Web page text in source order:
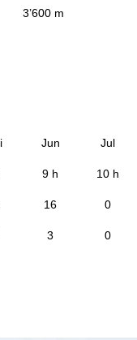
3’600 m
Jun Jul
9 h 10 h
16 0
3 0